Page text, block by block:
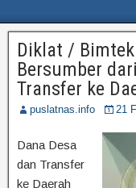
Diklat / Bimtek
Bersumber
Transfer ke
puslatnas.info 21
Dana Desa
dan Transfer
ke Daerah